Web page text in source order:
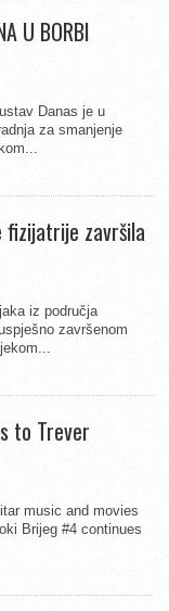
U BORBI
Danas je u
za smanjenje
fizijatrije završila
iz područja
završenom
to Trever
music and movies
Brijeg #4 continues